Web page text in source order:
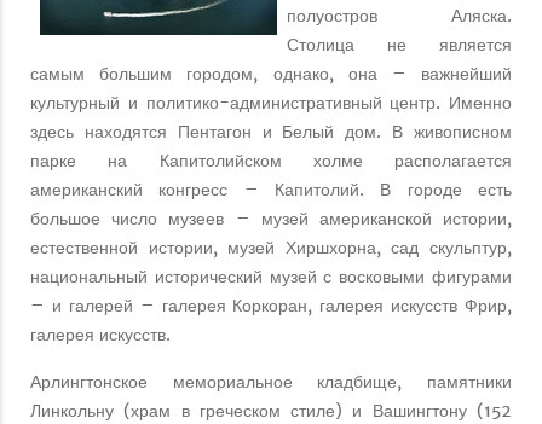
полуостров Аляска.
Столица не является
самым большим городом, однако, она – важнейший
культурный и политико-административный центр. Именно
здесь находятся Пентагон и Белый дом. В живописном
парке на Капитолийском холме располагается
американский конгресс – Капитолий. В городе есть
большое число музеев – музей американской истории,
естественной истории, музей Хиршхорна, сад скульптур,
национальный исторический музей с восковыми фигурами
– и галерей – галерея Коркоран, галерея искусств Фрир,
галерея искусств.
Арлингтонское мемориальное кладбище, памятники
Линкольну (храм в греческом стиле) и Вашингтону (152